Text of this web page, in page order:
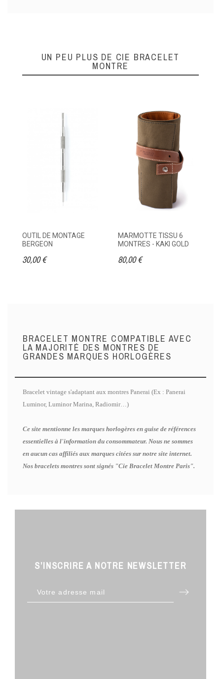
UN PEU PLUS DE CIE BRACELET
MONTRE
OUTIL DE MONTAGE
BERGEON
30,00 €
MARMOTTE TISSU 6
MONTRES - KAKI GOLD
80,00 €
BRACELET MONTRE COMPATIBLE AVEC
LA MAJORITÉ DES MONTRES DE
GRANDES MARQUES HORLOGÈRES
Bracelet vintage s'adaptant aux montres Panerai (Ex : Panerai
Luminor, Luminor Marina, Radiomir…)
Ce site mentionne les marques horlogères en guise de références
essentielles à l'information du consommateur. Nous ne sommes
en aucun cas affiliés aux marques citées sur notre site internet.
Nos bracelets montres sont signés "Cie Bracelet Montre Paris".
S’INSCRIRE A NOTRE NEWSLETTER